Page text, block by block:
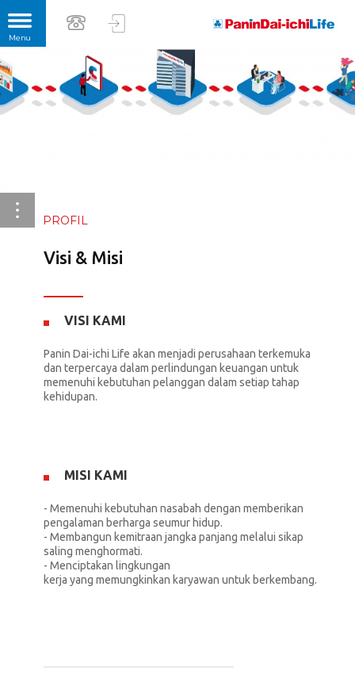
PROFIL
Visi & Misi
VISI KAMI
Panin Dai-ichi Life akan menjadi perusahaan terkemuka
dan terpercaya dalam perlindungan keuangan untuk
memenuhi kebutuhan pelanggan dalam setiap tahap
kehidupan.
MISI KAMI
- Memenuhi kebutuhan nasabah dengan memberikan
pengalaman berharga seumur hidup.
- Membangun kemitraan jangka panjang melalui sikap
saling menghormati.
- ​Menciptakan lingkungan
kerja yang memungkinkan karyawan untuk berkembang.